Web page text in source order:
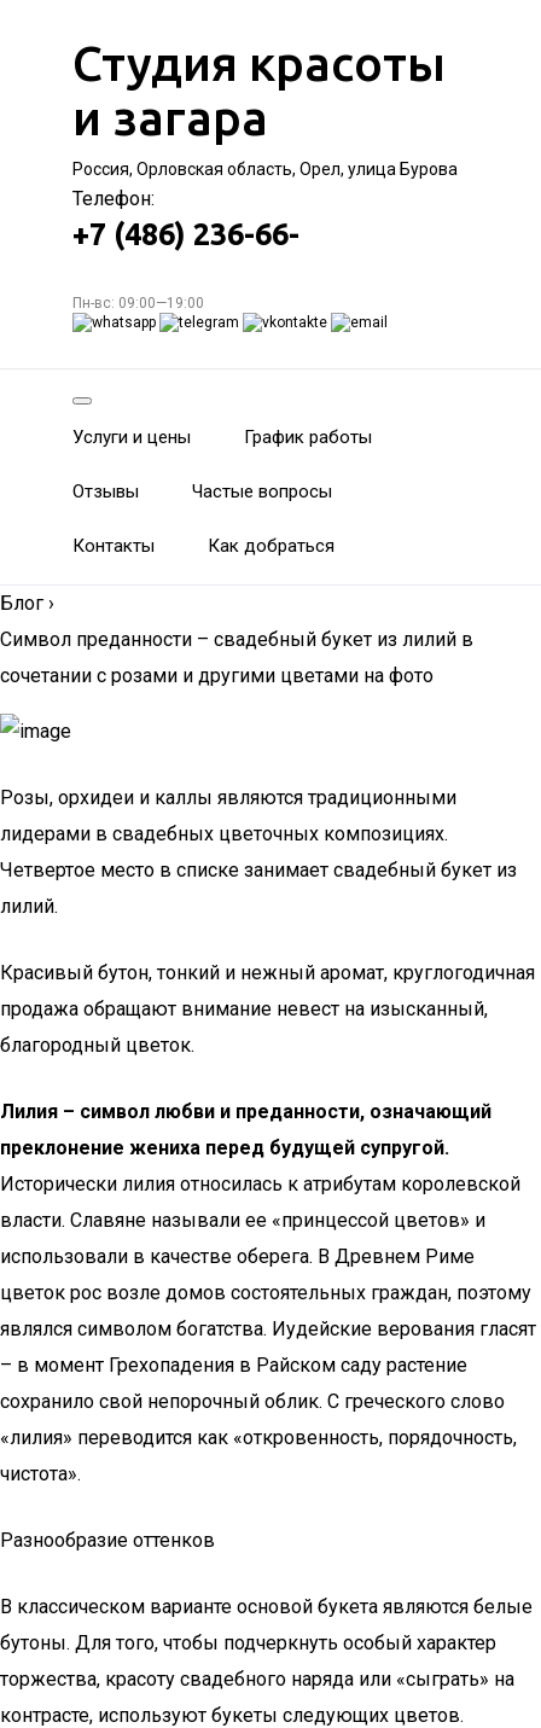
Студия красоты
и загара
Россия, Орловская область, Орел, улица Бурова
Телефон:
+7 (486) 236-66-
Пн-вс: 09:00—19:00
Услуги и цены График работы
Отзывы Частые вопросы
Контакты Как добраться
Блог ›
Символ преданности – свадебный букет из лилий в
сочетании с розами и другими цветами на фото
Розы, орхидеи и каллы являются традиционными
лидерами в свадебных цветочных композициях.
Четвертое место в списке занимает свадебный букет из
лилий.
Красивый бутон, тонкий и нежный аромат, круглогодичная
продажа обращают внимание невест на изысканный,
благородный цветок.
Лилия – символ любви и преданности, означающий
преклонение жениха перед будущей супругой.
Исторически лилия относилась к атрибутам королевской
власти. Славяне называли ее «принцессой цветов» и
использовали в качестве оберега. В Древнем Риме
цветок рос возле домов состоятельных граждан, поэтому
являлся символом богатства. Иудейские верования гласят
– в момент Грехопадения в Райском саду растение
сохранило свой непорочный облик. С греческого слово
«лилия» переводится как «откровенность, порядочность,
чистота».
Разнообразие оттенков
В классическом варианте основой букета являются белые
бутоны. Для того, чтобы подчеркнуть особый характер
торжества, красоту свадебного наряда или «сыграть» на
контрасте, используют букеты следующих цветов.